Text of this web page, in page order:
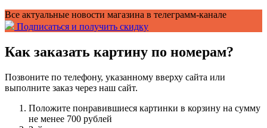
Все актуальные новости магазина в телеграмм-канале
Подписаться и получить скидку
Как заказать картину по номерам?
Позвоните по телефону, указанному вверху сайта или
выполните заказ через наш сайт.
Положите понравившиеся картинки в корзину на сумму
не менее 700 рублей